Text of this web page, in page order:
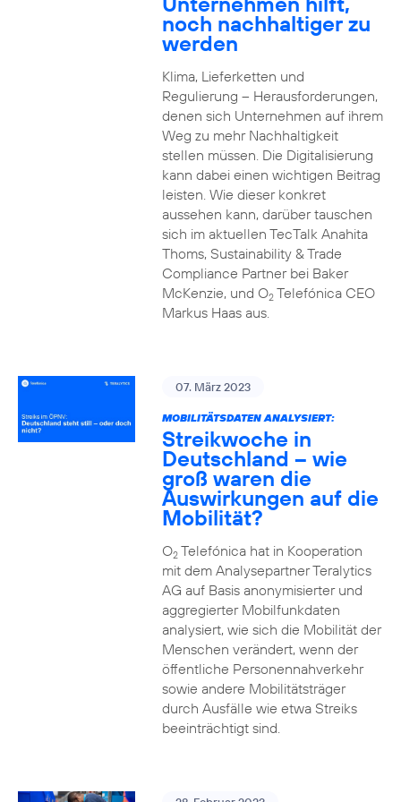
noch nachhaltiger zu
werden
Klima, Lieferketten und
Regulierung – Herausforderungen,
denen sich Unternehmen auf ihrem
Weg zu mehr Nachhaltigkeit
stellen müssen. Die Digitalisierung
kann dabei einen wichtigen Beitrag
leisten. Wie dieser konkret
aussehen kann, darüber tauschen
sich im aktuellen TecTalk Anahita
Thoms, Sustainability & Trade
Compliance Partner bei Baker
McKenzie, und O2Telefónica CEO
Markus Haas aus.
07. März 2023
MOBILITÄTSDATEN ANALYSIERT:
Streikwoche in
Deutschland – wie
groß waren die
Auswirkungen auf die
Mobilität?
O2Telefónica hat in Kooperation
mit dem Analysepartner Teralytics
AG auf Basis anonymisierter und
aggregierter Mobilfunkdaten
analysiert, wie sich die Mobilität der
Menschen verändert, wenn der
öffentliche Personennahverkehr
sowie andere Mobilitätsträger
durch Ausfälle wie etwa Streiks
beeinträchtigt sind.